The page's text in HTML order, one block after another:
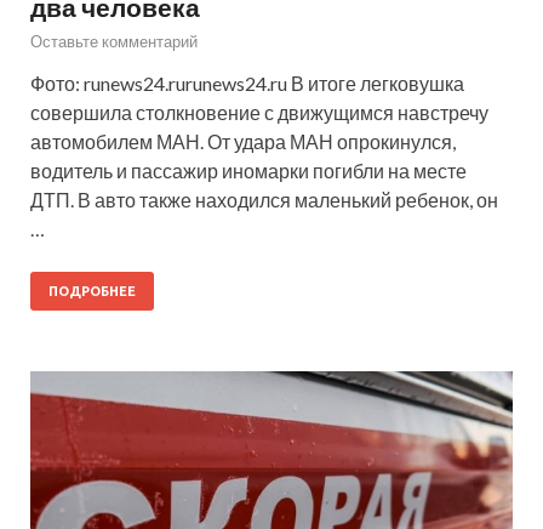
два человека
Оставьте комментарий
Фото: runews24.rurunews24.ru В итоге легковушка
совершила столкновение с движущимся навстречу
автомобилем МАН. От удара МАН опрокинулся,
водитель и пассажир иномарки погибли на месте
ДТП. В авто также находился маленький ребенок, он
…
ПОДРОБНЕЕ